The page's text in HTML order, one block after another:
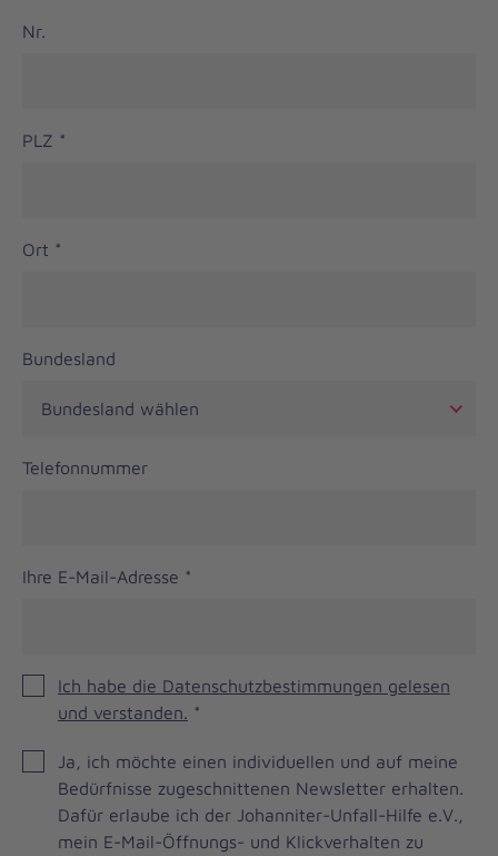
Nr.
PLZ *
Ort *
Bundesland
Telefonnummer
Ihre E-Mail-Adresse *
Ich habe die Datenschutzbestimmungen gelesen
und verstanden. *
Brevo
Newsletter
Checkbox
Ja, ich möchte einen individuellen und auf meine
Bedürfnisse zugeschnittenen Newsletter erhalten.
Dafür erlaube ich der Johanniter-Unfall-Hilfe e.V.,
mein E-Mail-Öffnungs- und Klickverhalten zu